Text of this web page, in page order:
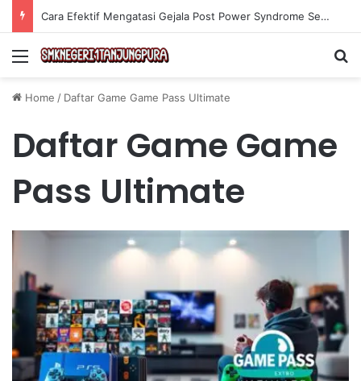
Cara Efektif Mengatasi Gejala Post Power Syndrome Setelah Pensiun Kerja
Menu
Home / Daftar Game Game Pass Ultimate
Daftar Game Game
Pass Ultimate